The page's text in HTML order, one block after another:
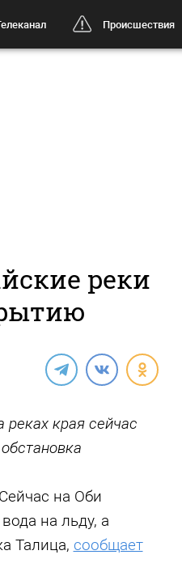
Происшествия
реки
края сейчас
на Оби
на льду, а
Талица, сообщает